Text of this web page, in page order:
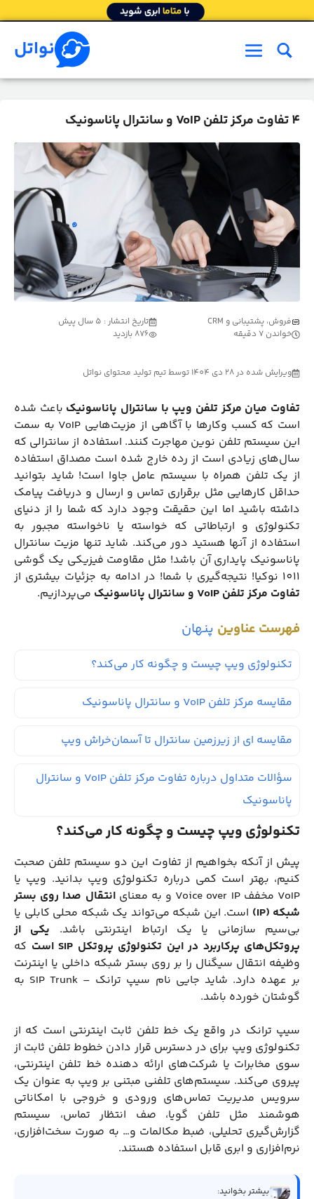
به
محتوا
نواتل فهرست
4 تفاوت مرکز تلفن VoIP و سانترال پاناسونیک
فروش، پشتیبانی و CRM
تاریخ انتشار : 5 سال پیش
خواندن 7 دقیقه
876 بازدید
ویرایش شده در 28 دی 1404 توسط تیم تولید محتوای نواتل
تفاوت میان مرکز تلفن ویپ با سانترال پاناسونیک باعث شده
است که کسب ‌و‌کارها با آگاهی از مزیت‌هایی VoIP به سمت
این سیستم تلفن نوین مهاجرت کنند. استفاده از سانترالی که
سال‌های زیادی است از رده خارج شده است مصداق استفاده
از یک تلفن همراه با سیستم عامل جاوا است! شاید بتوانید
حداقل کارهایی مثل برقراری تماس و ارسال و دریافت پیامک
داشته باشید اما این حقیقت وجود دارد که شما را از دنیای
تکنولوژی و ارتباطاتی که خواسته یا ناخواسته مجبور به
استفاده از آنها هستید دور می‌کند. شاید تنها مزیت سانترال
پاناسونیک پایداری آن باشد! مثل مقاومت فیزیکی یک گوشی
1011 نوکیا! نتیجه‌گیری با شما‌! در ادامه به جزئیات بیشتری از
تفاوت مرکز تلفن VoIP و سانترال پاناسونیک می‌پردازیم.
فهرست عناوین پنهان
تکنولوژی ویپ چیست و چگونه کار می‌کند؟
مقایسه مرکز تلفن VoIP و سانترال پاناسونیک
مقایسه‌ ای از زیرزمین سانترال تا آسمان‌خراش ویپ
سؤالات متداول درباره تفاوت مرکز تلفن VoIP و سانترال
پاناسونیک
تکنولوژی ویپ چیست و چگونه کار می‌کند؟
پیش از آنکه بخواهیم از تفاوت این دو سیستم تلفن صحبت
کنیم، بهتر است کمی درباره تکنولوژی ویپ بدانید. ویپ یا
VoIP مخفف Voice over IP و به معنای
انتقال صدا روی بستر
شبکه (
IP
) است. این شبکه می‌تواند یک شبکه محلی کابلی یا
بی‌سیم سازمانی یا یک ارتباط اینترنتی باشد. یکی از
پروتکل‌های پرکاربرد در این تکنولوژی پروتکل SIP است که
وظیفه انتقال سیگنال را بر روی بستر شبکه داخلی یا اینترنت
بر عهده دارد. شاید جایی نام سیپ ترانک – SIP Trunk به
گوشتان خورده باشد.
سیپ ترانک در واقع یک خط تلفن ثابت اینترنتی است که از
تکنولوژی ویپ برای در دسترس قرار دادن خطوط تلفن ثابت از
سوی مخابرات یا شرکت‌های ارائه دهنده خط تلفن اینترنتی،
پیروی می‌کند. سیستم‌های تلفنی مبتنی بر ویپ به عنوان یک
سرویس مدیریت تماس‌های ورودی و خروجی با امکاناتی
هوشمند مثل تلفن گویا، صف انتظار تماس، سیستم
گزارش‌گیری تحلیلی، ضبط مکالمات و… به صورت سخت‌افزاری،
نرم‌افزاری و ابری قابل استفاده هستند.
بیشتر بخوانید: